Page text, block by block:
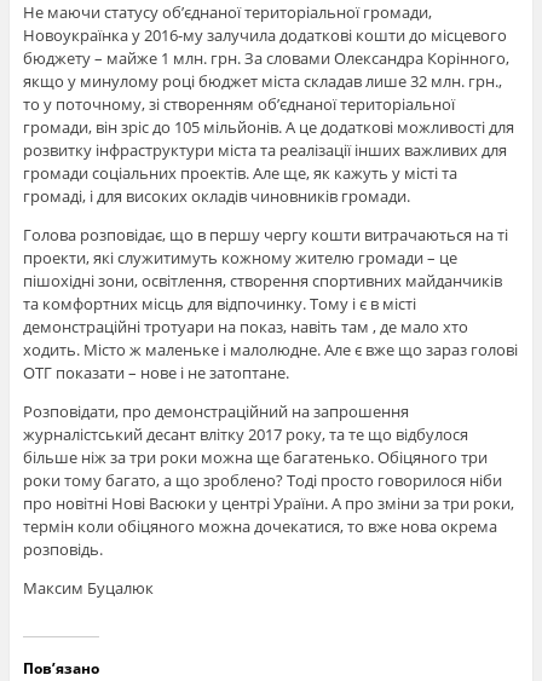
Не маючи статусу об’єднаної територіальної громади,
Новоукраїнка у 2016-му залучила додаткові кошти до місцевого
бюджету – майже 1 млн. грн. За словами Олександра Корінного,
якщо у минулому році бюджет міста складав лише 32 млн. грн.,
то у поточному, зі створенням об’єднаної територіальної
громади, він зріс до 105 мільйонів. А це додаткові можливості для
розвитку інфраструктури міста та реалізації інших важливих для
громади соціальних проектів. Але ще, як кажуть у місті та
громаді, і для високих окладів чиновників громади.
Голова розповідає, що в першу чергу кошти витрачаються на ті
проекти, які служитимуть кожному жителю громади – це
пішохідні зони, освітлення, створення спортивних майданчиків
та комфортних місць для відпочинку. Тому і є в місті
демонстраційні тротуари на показ, навіть там , де мало хто
ходить. Місто ж маленьке і малолюдне. Але є вже що зараз голові
ОТГ показати – нове і не затоптане.
Розповідати, про демонстраційний на запрошення
журналістський десант влітку 2017 року, та те що відбулося
більше ніж за три роки можна ще багатенько. Обіцяного три
роки тому багато, а що зроблено? Тоді просто говорилося ніби
про новітні Нові Васюки у центрі Ураїни. А про зміни за три роки,
термін коли обіцяного можна дочекатися, то вже нова окрема
розповідь.
Максим Буцалюк
Пов’язано